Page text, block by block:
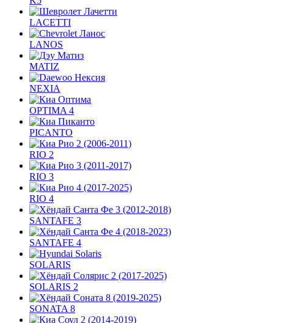
LACETTI
LANOS
MATIZ
NEXIA
OPTIMA 4
PICANTO
RIO 2
RIO 3
RIO 4
SANTAFE 3
SANTAFE 4
SOLARIS
SOLARIS 2
SONATA 8